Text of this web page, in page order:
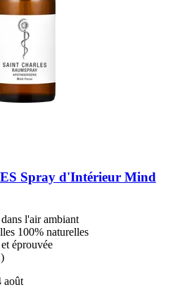
Spray d'Intérieur Mind
l'air ambiant
100% naturelles
éprouvée
août